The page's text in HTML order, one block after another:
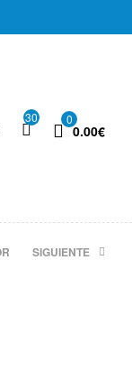
30 0
0.00€
SIGUIENTE